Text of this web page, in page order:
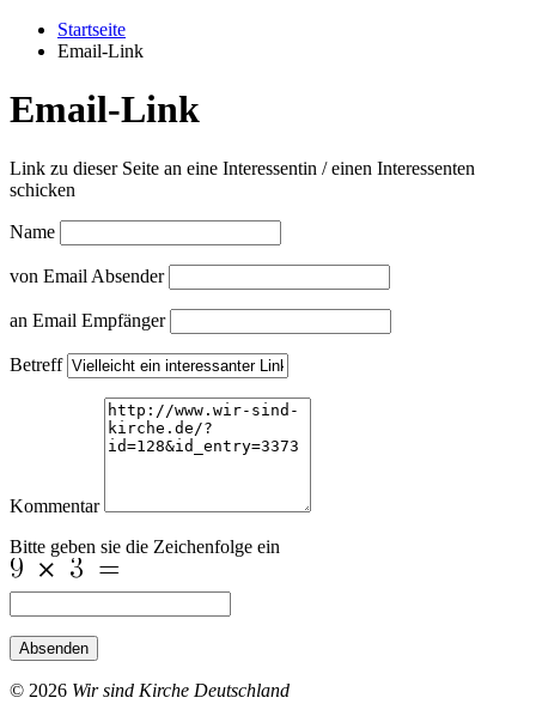
Startseite
Email-Link
Email-Link
Link zu dieser Seite an eine Interessentin / einen Interessenten
schicken
Name
von Email Absender
an Email Empfänger
Betreff
Kommentar
Bitte geben sie die Zeichenfolge ein
Absenden
© 2026 Wir sind Kirche Deutschland